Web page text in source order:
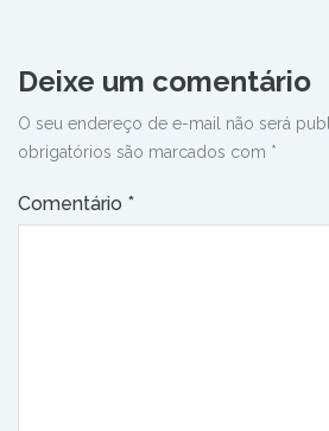
Deixe um comentário
O seu endereço de e-mail não será
obrigatórios são marcados com *
Comentário *